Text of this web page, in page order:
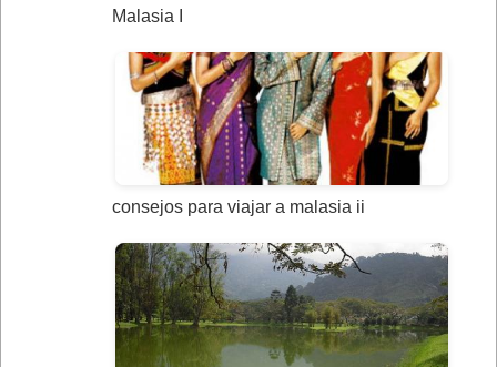
Malasia I
consejos para viajar a malasia ii